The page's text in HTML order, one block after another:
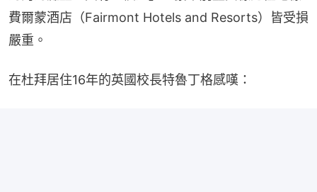
費爾蒙酒店（Fairmont Hotels and Resorts）皆受損
嚴重。
在杜拜居住16年的英國校長特魯丁格感嘆：